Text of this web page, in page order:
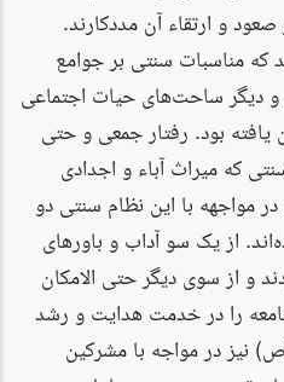
و ارتقاء آن مددکارند.
که مناسبات سنتی بر جوامع
دیگر ساحت‌های حیات اجتماعی
بود. رفتار جمعی و حتی
که میراث آباء و اجدادی
در مواجهه با این نظام سنتی دو
از یک سو آداب و باورهای
و از سوی دیگر حتی الامکان
را در خدمت هدایت و رشد
نیز در مواجه با مشرکین